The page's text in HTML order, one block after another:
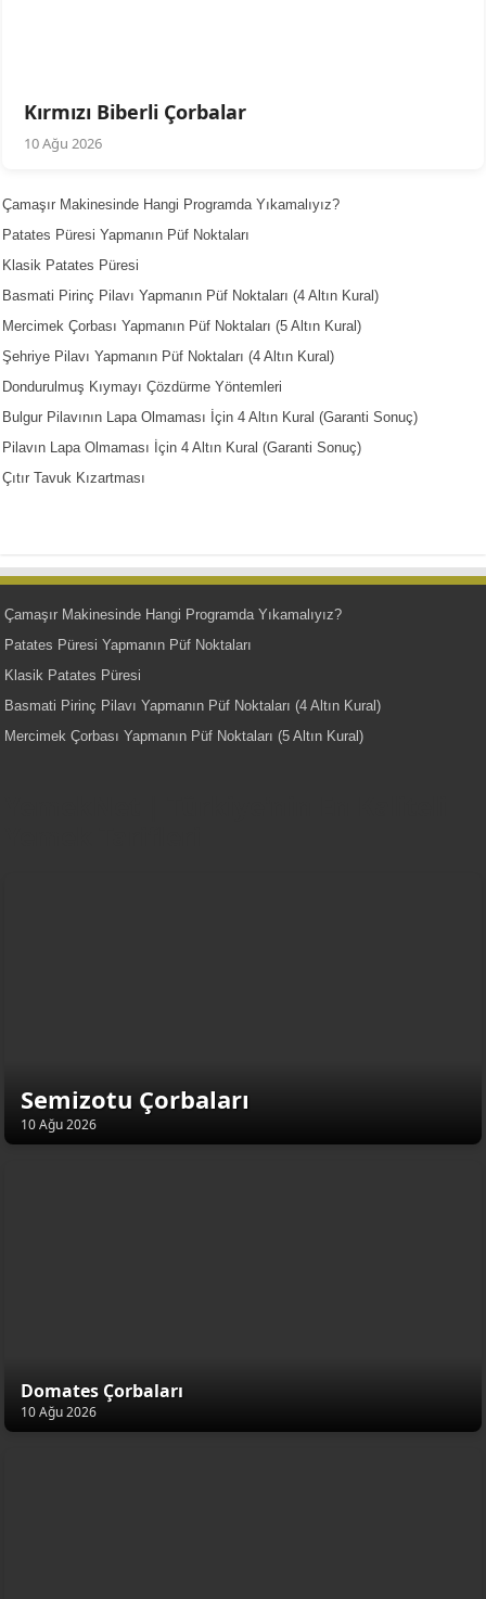
Kırmızı Biberli Çorbalar
10 Ağu 2026
Çamaşır Makinesinde Hangi Programda Yıkamalıyız?
Patates Püresi Yapmanın Püf Noktaları
Klasik Patates Püresi
Basmati Pirinç Pilavı Yapmanın Püf Noktaları (4 Altın Kural)
Mercimek Çorbası Yapmanın Püf Noktaları (5 Altın Kural)
Şehriye Pilavı Yapmanın Püf Noktaları (4 Altın Kural)
Dondurulmuş Kıymayı Çözdürme Yöntemleri
Bulgur Pilavının Lapa Olmaması İçin 4 Altın Kural (Garanti Sonuç)
Pilavın Lapa Olmaması İçin 4 Altın Kural (Garanti Sonuç)
Çıtır Tavuk Kızartması
Çamaşır Makinesinde Hangi Programda Yıkamalıyız?
Patates Püresi Yapmanın Püf Noktaları
Klasik Patates Püresi
Basmati Pirinç Pilavı Yapmanın Püf Noktaları (4 Altın Kural)
Mercimek Çorbası Yapmanın Püf Noktaları (5 Altın Kural)
Semizotu Çorbaları
10 Ağu 2026
Domates Çorbaları
10 Ağu 2026